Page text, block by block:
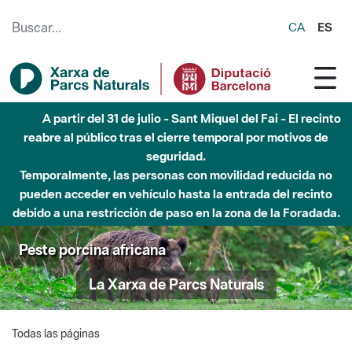
CA ES
A partir del 31 de julio - Sant Miquel del Fai - El recinto
reabre al público tras el cierre temporal por motivos de
seguridad.
Temporalmente, las personas con movilidad reducida no
pueden acceder en vehículo hasta la entrada del recinto
debido a una restricción de paso en la zona de la Foradada.
Peste porcina africana
La Xarxa de Parcs Naturals
Todas las páginas